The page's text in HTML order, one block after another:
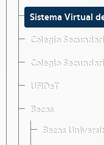
Sistema Virtual
Colegio
Colegio
UFIDeT
Becas
Becas